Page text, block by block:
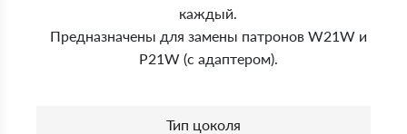
каждый.
Предназначены для замены патронов W21W и
P21W (с адаптером).
Тип цоколя